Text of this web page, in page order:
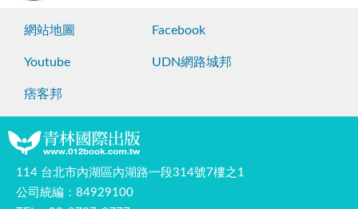
網站地圖 Facebook
Youtube UDN網路城邦
痞客邦
114 台北市內湖區內湖路一段314號7樓之1
公司統編：84929100